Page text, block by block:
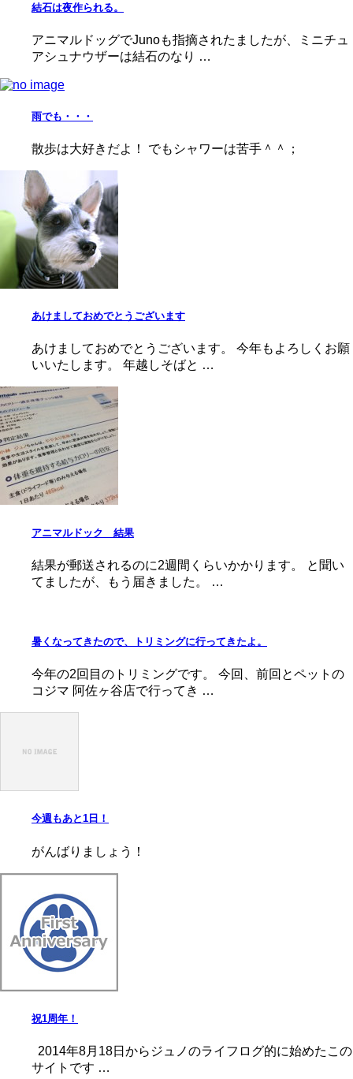
結石は夜作られる。
アニマルドッグでJunoも指摘されたましたが、ミニチュ
アシュナウザーは結石のなり …
雨でも・・・
散歩は大好きだよ！ でもシャワーは苦手＾＾；
あけましておめでとうございます
あけましておめでとうございます。 今年もよろしくお願
いいたします。 年越しそばと …
アニマルドック 結果
結果が郵送されるのに2週間くらいかかります。 と聞い
てましたが、もう届きました。 …
暑くなってきたので、トリミングに行ってきたよ。
今年の2回目のトリミングです。 今回、前回とペットの
コジマ 阿佐ヶ谷店で行ってき …
今週もあと1日！
がんばりましょう！
祝1周年！
2014年8月18日からジュノのライフログ的に始めたこの
サイトです …